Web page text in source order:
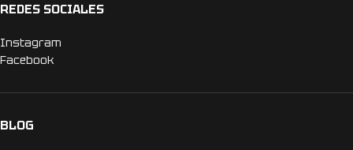
REDES SOCIALES
Instagram
Facebook
BLOG